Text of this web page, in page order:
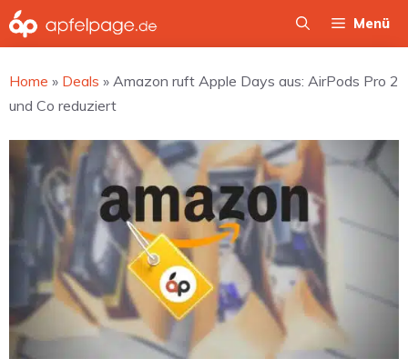
Zum
Inhalt
Menü
Home » Deals » Amazon ruft Apple Days aus: AirPods Pro 2
und Co reduziert